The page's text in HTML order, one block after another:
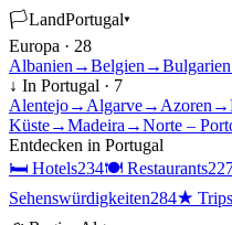
🏳LandPortugal▾
Europa · 28
Albanien →Belgien →Bulgarien
↓ In Portugal · 7
Alentejo→ Algarve→ Azoren →
Küste→Madeira →Norte –
Entdecken in Portugal
🛏 Hotels234🍽 Restaurants
Sehenswürdigkeiten284★